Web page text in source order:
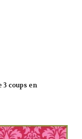
3 coups en